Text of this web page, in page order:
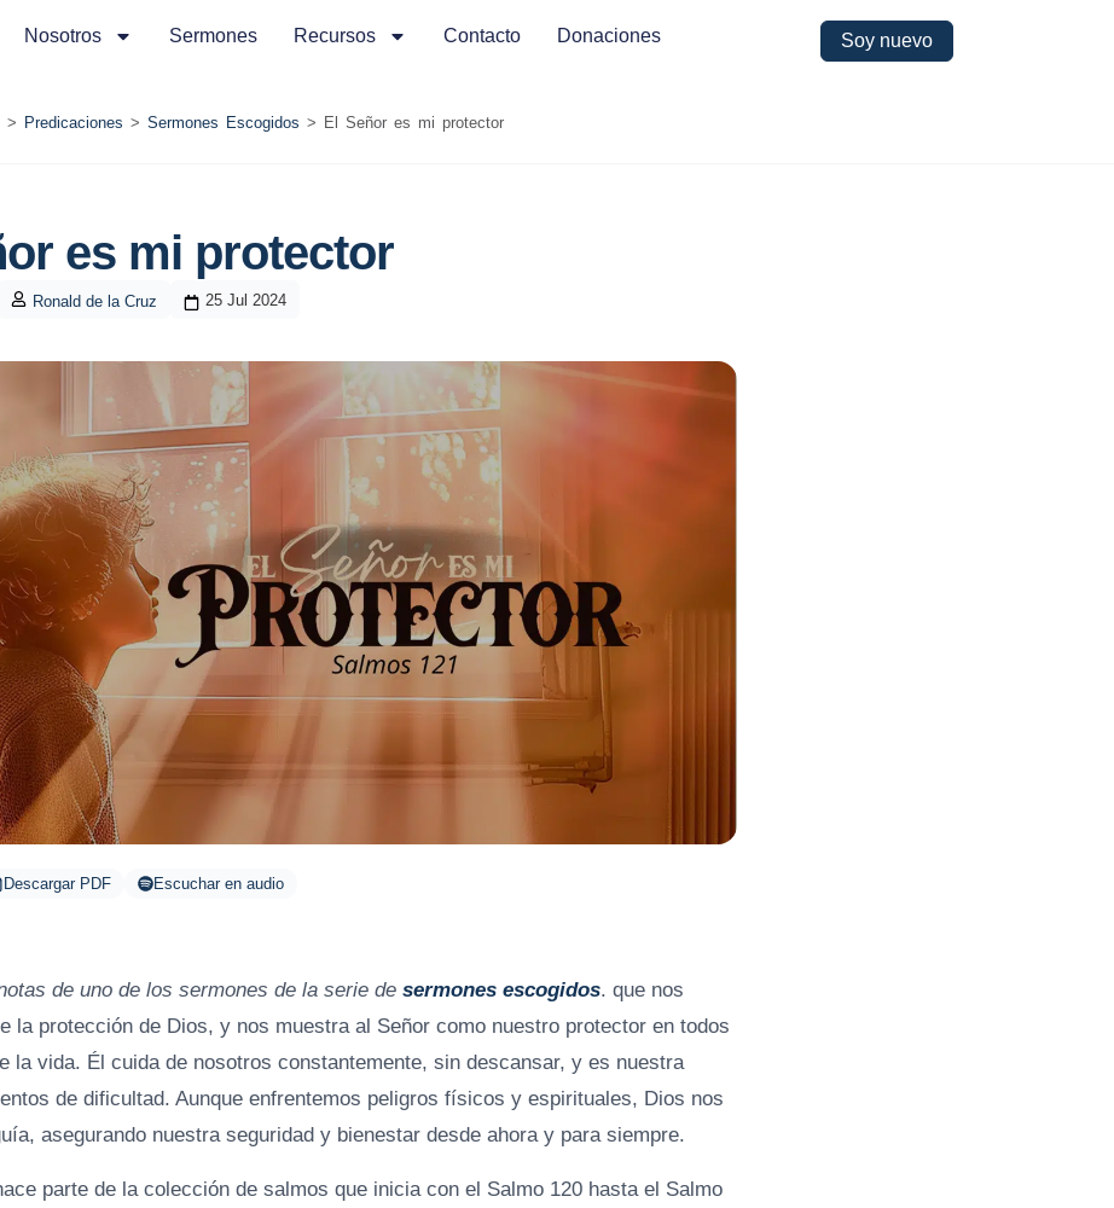
Nosotros Sermones Recursos Contacto Donaciones Soy nuevo
> Predicaciones > Sermones Escogidos > El Señor es mi protector
es mi protector
Ronald de la Cruz 25 Jul 2024
Descargar PDF Escuchar en audio
de uno de los sermones de la serie de sermones escogidos. que nos
la protección de Dios, y nos muestra al Señor como nuestro protector en todos
la vida. Él cuida de nosotros constantemente, sin descansar, y es nuestra
de dificultad. Aunque enfrentemos peligros físicos y espirituales, Dios nos
asegurando nuestra seguridad y bienestar desde ahora y para siempre.
parte de la colección de salmos que inicia con el Salmo 120 hasta el Salmo